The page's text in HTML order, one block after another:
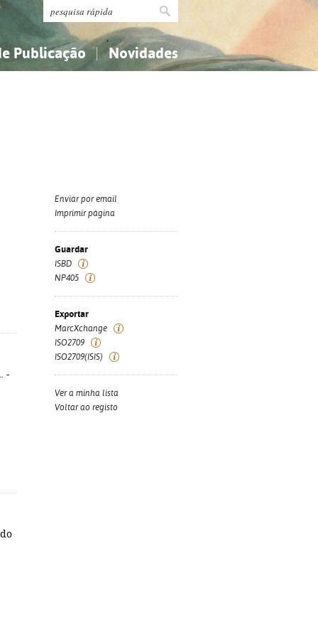
Publicação Novidades
-
Enviar por email
Imprimir página
Guardar
ISBD
NP405
Exportar
MarcXchange
ISO2709
ISO2709(ISIS)
Ver a minha lista
Voltar ao registo